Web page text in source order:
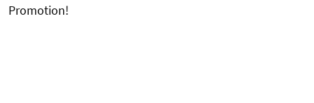
Promotion!